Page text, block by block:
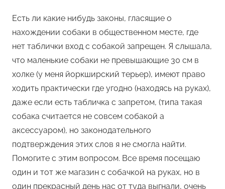
Есть ли какие нибудь законы, гласящие о
нахождении собаки в общественном месте, где
нет таблички вход с собакой запрещен. Я слышала,
что маленькие собаки не превышающие 30 см в
холке (у меня йоркширский терьер), имеют право
ходить практически где угодно (находясь на руках),
даже если есть табличка с запретом, (типа такая
собака считается не совсем собакой а
аксессуаром), но законодательного
подтверждения этих слов я не смогла найти.
Помогите с этим вопросом. Все время посещаю
один и тот же магазин с собачкой на руках, но в
один прекрасный день нас от туда выгнали, очень